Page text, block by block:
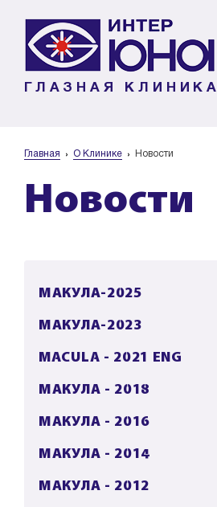
ГЛАЗНАЯ КЛИНИКА
Главная О Клинике Новости
Новости
МАКУЛА-2025
МАКУЛА-2023
MACULA - 2021 ENG
МАКУЛА - 2018
МАКУЛА - 2016
МАКУЛА - 2014
МАКУЛА - 2012